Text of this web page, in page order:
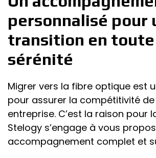
personnalisé pour
transition en toute
sérénité
Migrer vers la fibre optique est
pour assurer la compétitivité
entreprise. C’est la raison pour
Stelogy s’engage à vous
accompagnement complet et